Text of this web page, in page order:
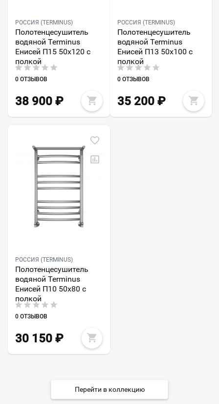
РОССИЯ (TERMINUS)
Полотенцесушитель
водяной Terminus
Енисей П15 50х120 с
полкой
0 ОТЗЫВОВ
38 900 ₽
РОССИЯ (TERMINUS)
Полотенцесушитель
водяной Terminus
Енисей П13 50х100 с
полкой
0 ОТЗЫВОВ
35 200₽
РОССИЯ (TERMINUS)
Полотенцесушитель
водяной Terminus
Енисей П10 50х80 с
полкой
0 ОТЗЫВОВ
30 150 ₽
Перейти в коллекцию